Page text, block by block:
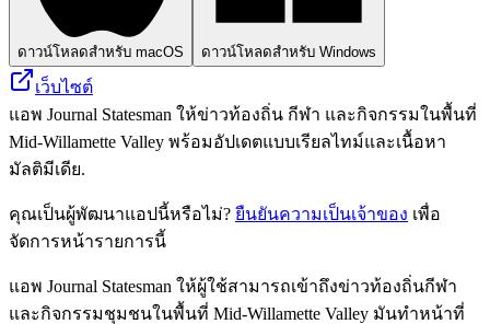
ดาวน์โหลดสำหรับ macOS ดาวน์โหลดสำหรับ Windows
เว็บไซต์
แอพ Journal Statesman ให้ข่าวท้องถิ่น กีฬา และกิจกรรมในพื้นที่
Mid-Willamette Valley พร้อมอัปเดตแบบเรียลไทม์และเนื้อหา
มัลติมีเดีย.
คุณเป็นผู้พัฒนาแอปนี้หรือไม่? ยืนยันความเป็นเจ้าของ เพื่อ
จัดการหน้ารายการนี้
แอพ Journal Statesman ให้ผู้ใช้สามารถเข้าถึงข่าวท้องถิ่นกีฬา
และกิจกรรมชุมชนในพื้นที่ Mid-Willamette Valley มันทำหน้าที่